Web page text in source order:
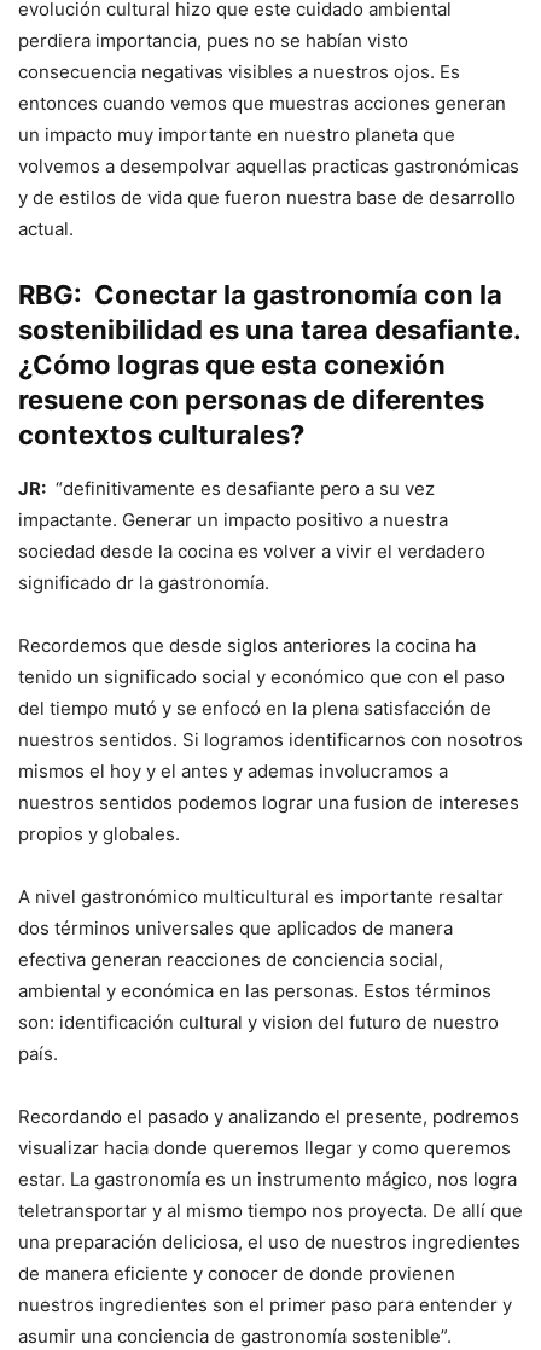
evolución cultural hizo que este cuidado ambiental
perdiera importancia, pues no se habían visto
consecuencia negativas visibles a nuestros ojos. Es
entonces cuando vemos que muestras acciones generan
un impacto muy importante en nuestro planeta que
volvemos a desempolvar aquellas practicas gastronómicas
y de estilos de vida que fueron nuestra base de desarrollo
actual.
RBG: Conectar la gastronomía con la
sostenibilidad es una tarea desafiante.
¿Cómo logras que esta conexión
resuene con personas de diferentes
contextos culturales?
JR: “definitivamente es desafiante pero a su vez
impactante. Generar un impacto positivo a nuestra
sociedad desde la cocina es volver a vivir el verdadero
significado dr la gastronomía.
Recordemos que desde siglos anteriores la cocina ha
tenido un significado social y económico que con el paso
del tiempo mutó y se enfocó en la plena satisfacción de
nuestros sentidos. Si logramos identificarnos con nosotros
mismos el hoy y el antes y ademas involucramos a
nuestros sentidos podemos lograr una fusion de intereses
propios y globales.
A nivel gastronómico multicultural es importante resaltar
dos términos universales que aplicados de manera
efectiva generan reacciones de conciencia social,
ambiental y económica en las personas. Estos términos
son: identificación cultural y vision del futuro de nuestro
país.
Recordando el pasado y analizando el presente, podremos
visualizar hacia donde queremos llegar y como queremos
estar. La gastronomía es un instrumento mágico, nos logra
teletransportar y al mismo tiempo nos proyecta. De allí que
una preparación deliciosa, el uso de nuestros ingredientes
de manera eficiente y conocer de donde provienen
nuestros ingredientes son el primer paso para entender y
asumir una conciencia de gastronomía sostenible”.